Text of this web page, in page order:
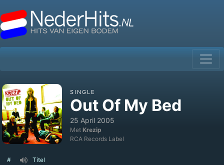
SINGLE
Out Of My Bed
25 April 2005
Met Krezip
RCA Records Label
# Titel